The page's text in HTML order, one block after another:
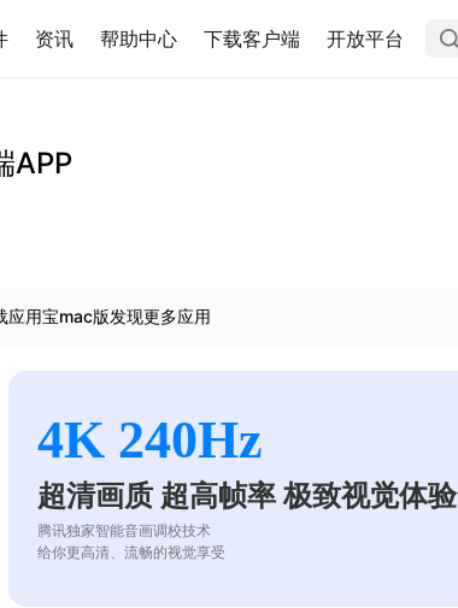
资讯 帮助中心 下载客户端 开放平台
APP
应用宝mac版发现更多应用
4K 240Hz
超清画质 超高帧率 极致视觉体验
腾讯独家智能音画调校技术
给你更高清、流畅的视觉享受